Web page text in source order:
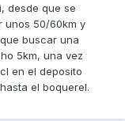
desde que se
unos 50/60km y
buscar una
5km, una vez
en el deposito
el boquerel.